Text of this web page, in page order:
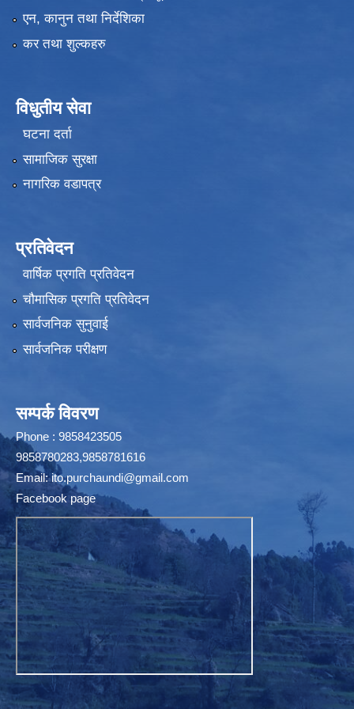
एन, कानुन तथा निर्देशिका
कर तथा शुल्कहरु
विधुतीय सेवा
घटना दर्ता
सामाजिक सुरक्षा
नागरिक वडापत्र
प्रतिवेदन
वार्षिक प्रगति प्रतिवेदन
चौमासिक प्रगति प्रतिवेदन
सार्वजनिक सुनुवाई
सार्वजनिक परीक्षण
सम्पर्क विवरण
Phone : 9858423505
9858780283,9858781616
Email:ito.purchaundi@gmail.com
Facebook page